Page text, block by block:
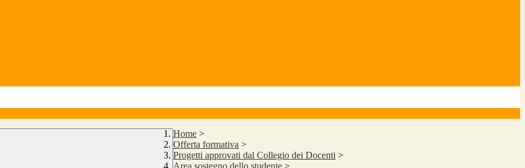
Home >
Offerta formativa >
Progetti approvati dal Collegio dei Docenti >